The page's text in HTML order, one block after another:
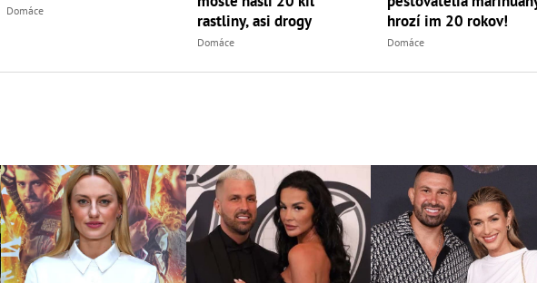
Domáce
rastliny, asi drogy
Domáce
hrozí im 20 rokov!
Domáce